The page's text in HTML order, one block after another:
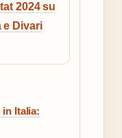
2024 su
e Divari
Italia: